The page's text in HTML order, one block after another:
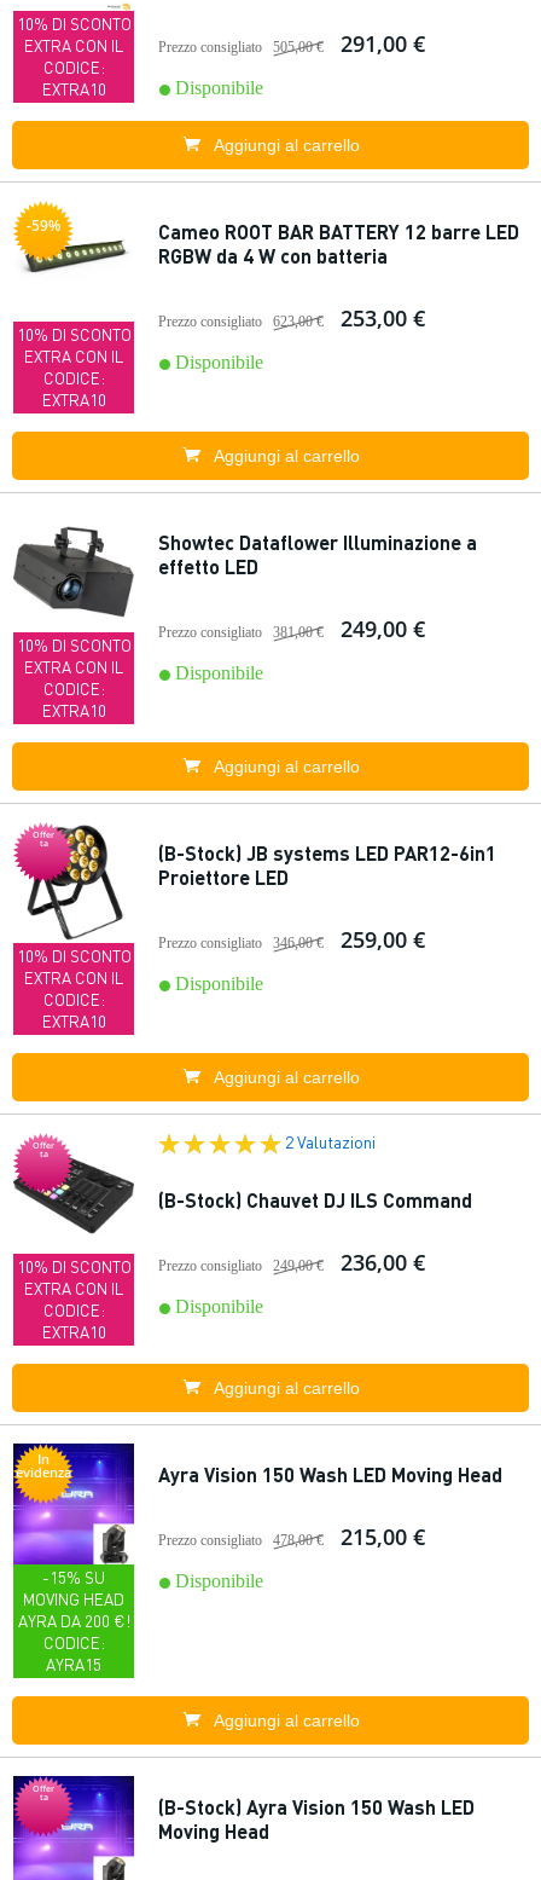
10% DI SCONTO
EXTRA CON IL
CODICE:
EXTRA10
Prezzo consigliato 505,00 € 291,00 €
Disponibile
Aggiungi al carrello
-59%
10% DI SCONTO
EXTRA CON IL
CODICE:
EXTRA10
Cameo ROOT BAR BATTERY 12 barre LED
RGBW da 4 W con batteria
Prezzo consigliato 623,00 € 253,00 €
Disponibile
Aggiungi al carrello
10% DI SCONTO
EXTRA CON IL
CODICE:
EXTRA10
Showtec Dataflower Illuminazione a
effetto LED
Prezzo consigliato 381,00 € 249,00 €
Disponibile
Aggiungi al carrello
Offer
ta
10% DI SCONTO
EXTRA CON IL
CODICE:
EXTRA10
(B-Stock) JB systems LED PAR12-6in1
Proiettore LED
Prezzo consigliato 346,00 € 259,00 €
Disponibile
Aggiungi al carrello
Offer
ta
10% DI SCONTO
EXTRA CON IL
CODICE:
EXTRA10
2 Valutazioni
(B-Stock) Chauvet DJ ILS Command
Prezzo consigliato 249,00 € 236,00 €
Disponibile
Aggiungi al carrello
In
evidenza
-15% SU
MOVING HEAD
AYRA DA 200 €!
CODICE:
AYRA15
Ayra Vision 150 Wash LED Moving Head
Prezzo consigliato 478,00 € 215,00 €
Disponibile
Aggiungi al carrello
Offer
ta
(B-Stock) Ayra Vision 150 Wash LED
Moving Head